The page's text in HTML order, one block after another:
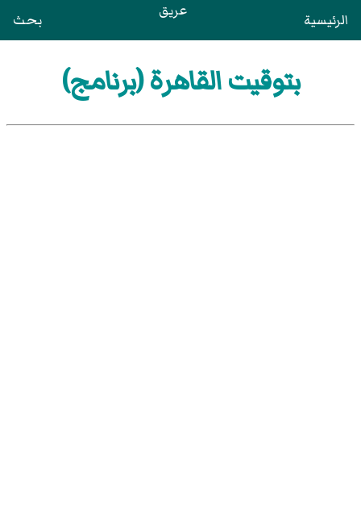
الرئيسية عريق بحث
بتوقيت القاهرة (برنامج)